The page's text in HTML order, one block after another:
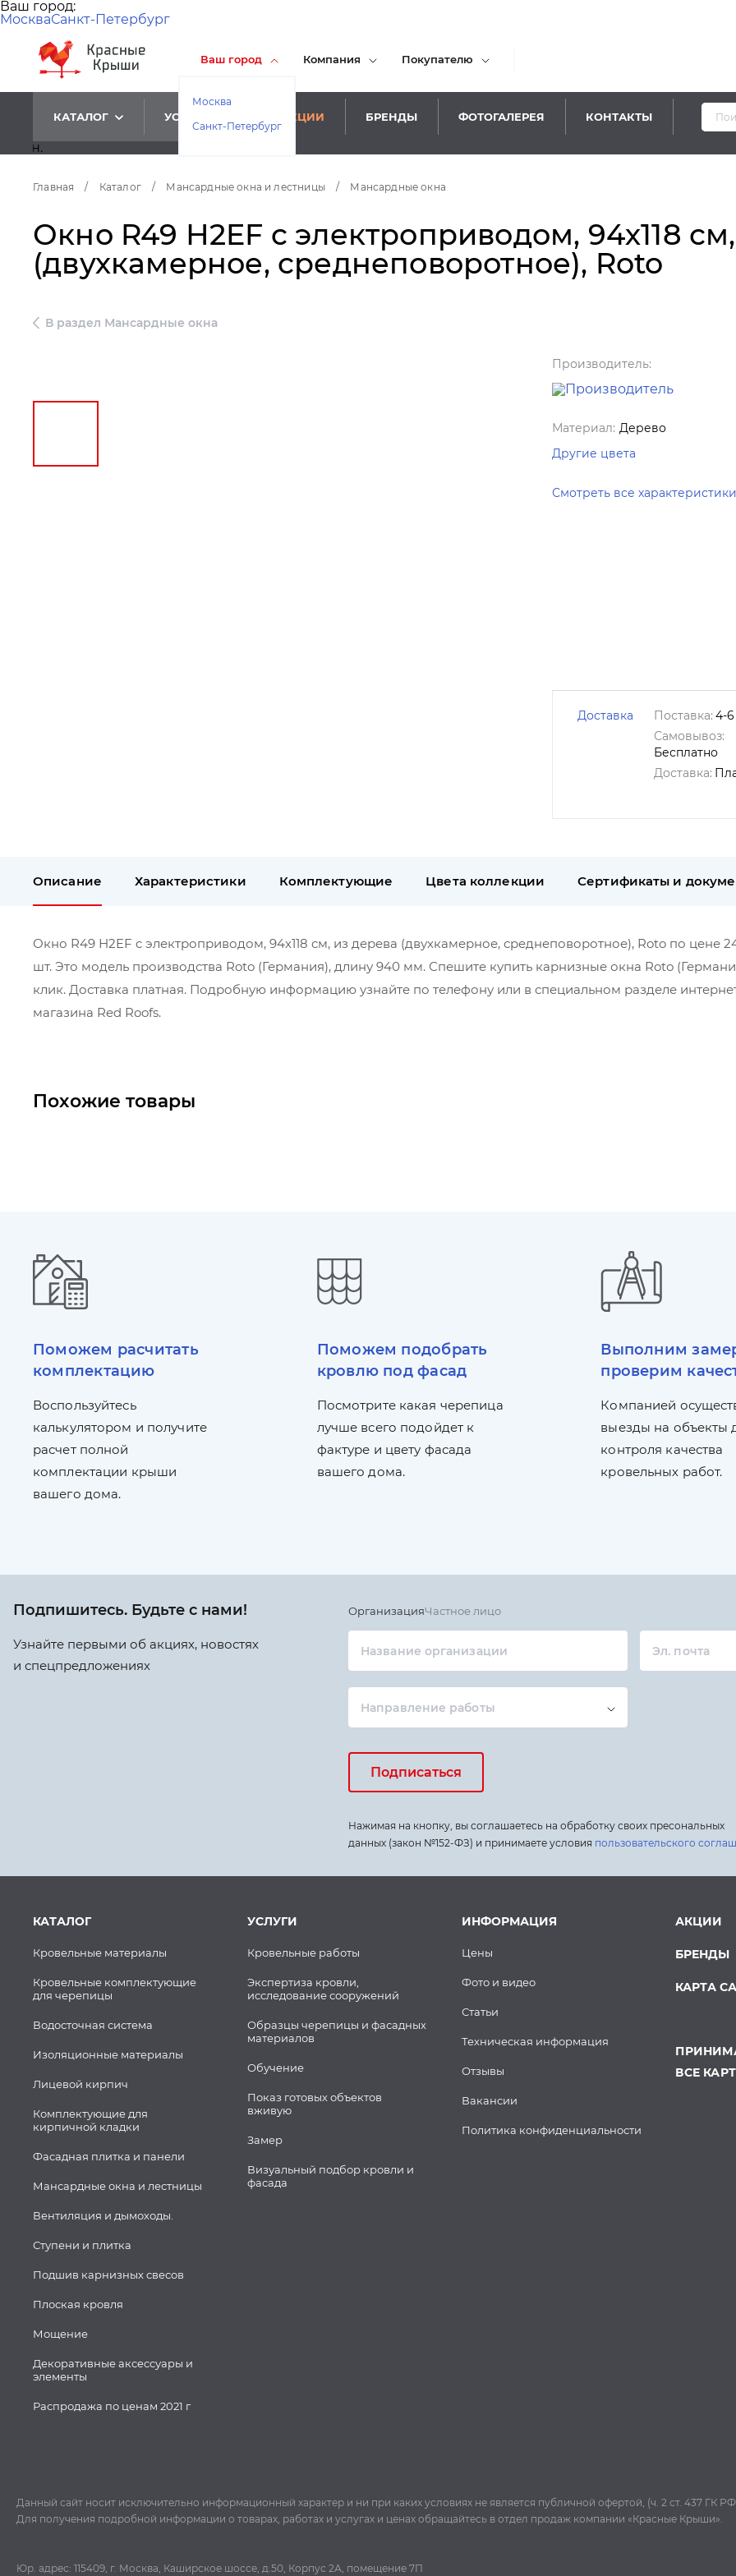
Ваш город:
МоскваСанкт-Петербург
Ваш город
Москва
Санкт-Петербург
Компания Покупателю
КАТАЛОГ УСЛУГИ АКЦИИ БРЕНДЫ ФОТОГАЛЕРЕЯ КОНТАКТЫ
Главная / Каталог / Мансардные окна и лестницы / Мансардные окна
Окно R49 Н2EF c электроприводом, 94х118
(двухкамерное, среднеповоротное), Roto
В раздел Мансардные окна
Производитель:
Материал: Дерево
Другие цвета
Смотреть все характеристики
Доставка Поставка: 4-
Самовывоз:
Бесплатно
Доставка:
Описание Характеристики Комплектующие Цвета коллекции Сертификаты и
Окно R49 Н2EF c электроприводом, 94х118 см, из дерева (двухкамерное, среднеповоротное), Roto по цене
шт. Это модель производства Roto (Германия), длину 940 мм. Спешите купить карнизные окна Roto
клик. Доставка платная. Подробную информацию узнайте по телефону или в специальном разделе
магазина Red Roofs.
Похожие товары
Поможем расчитать
комплектацию
Воспользуйтесь
калькулятором и получите
расчет полной
комплектации крыши
вашего дома.
Поможем подобрать
кровлю под фасад
Посмотрите какая черепица
лучше всего подойдет к
фактуре и цвету фасада
вашего дома.
Выполним
проверим
Компанией
выезды на объекты
контроля качества
кровельных работ.
Подпишитесь. Будьте с нами!
Узнайте первыми об акциях, новостях
и спецпредложениях
ОрганизацияЧастное лицо
Название организации Эл. почта
Направление работы
Подписаться
Нажимая на кнопку, вы соглашаетесь на обработку своих пресональных
данных (закон №152-ФЗ) и принимаете условия пользовательского
КАТАЛОГ
Кровельные материалы
Кровельные комплектующие
для черепицы
Водосточная система
Изоляционные материалы
Лицевой кирпич
Комплектующие для
кирпичной кладки
Фасадная плитка и панели
Мансардные окна и лестницы
Вентиляция и дымоходы.
Ступени и плитка
Подшив карнизных свесов
Плоская кровля
Мощение
Декоративные аксессуары и
элементы
Распродажа по ценам 2021 г
УСЛУГИ
Кровельные работы
Экспертиза кровли,
исследование сооружений
Образцы черепицы и фасадных
материалов
Обучение
Показ готовых объектов
вживую
Замер
Визуальный подбор кровли и
фасада
ИНФОРМАЦИЯ
Цены
Фото и видео
Статьи
Техническая информация
Отзывы
Вакансии
Политика конфиденциальности
АКЦИИ
БРЕНДЫ
КАРТА
ВСЕ
Данный сайт носит исключительно информационный характер и ни при каких условиях не является публичной офертой, (ч. 2 ст. 437 ГК
Для получения подробной информации о товарах, работах и услугах и ценах обращайтесь в отдел продаж компании «Красные Крыши».
Юр. адрес: 115409, г. Москва, Каширское шоссе, д.50, Корпус 2А, помещение 7П